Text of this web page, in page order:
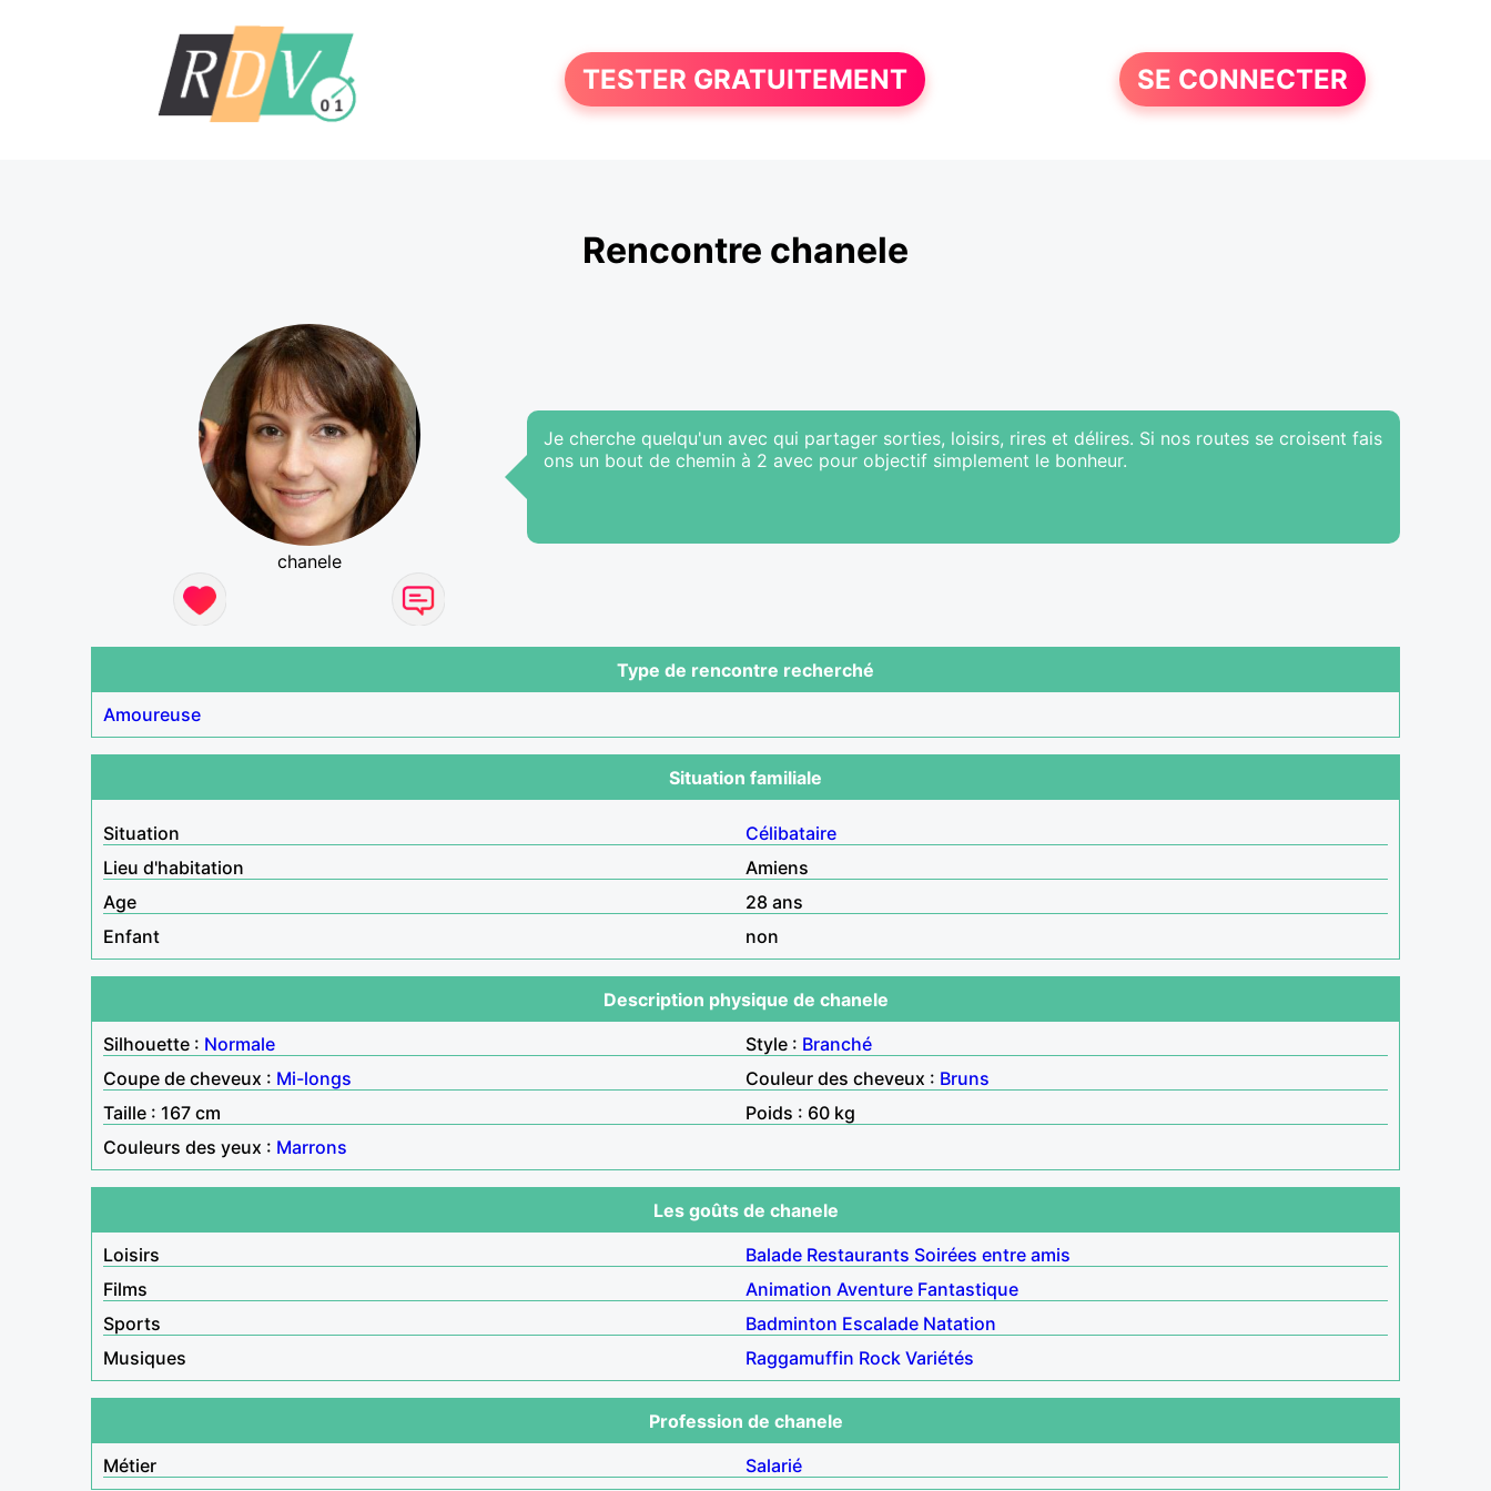
TESTER GRATUITEMENT SE CONNECTER
Rencontre chanele
chanele
Je cherche quelqu'un avec qui partager sorties, loisirs, rires et délires. Si nos routes se croisent fais
ons un bout de chemin à 2 avec pour objectif simplement le bonheur.
Type de rencontre recherché
Amoureuse
Situation familiale
Situation
Célibataire
Lieu d'habitation
Amiens
Age
28 ans
Enfant
non
Description physique de chanele
Silhouette : Normale Style : Branché
Coupe de cheveux : Mi-longs Couleur des cheveux : Bruns
Taille : 167 cm
Poids : 60 kg
Couleurs des yeux : Marrons
Les goûts de chanele
Loisirs
Balade Restaurants Soirées entre amis
Films
Animation Aventure Fantastique
Sports
Badminton Escalade Natation
Musiques
Raggamuffin Rock Variétés
Profession de chanele
Métier
Salarié